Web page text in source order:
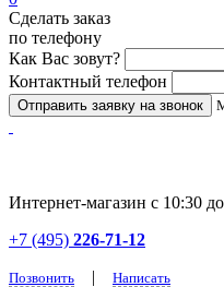
Сделать заказ
по телефону
Как Вас зовут?
Контактный телефон
Интернет-магазин с 10:30
+7 (495) 226-71-12
Позвонить | Написать